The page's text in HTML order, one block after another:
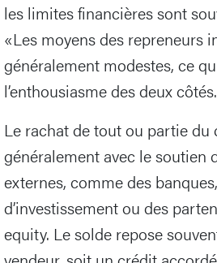
les limites financières sont
«Les moyens des repreneurs
généralement modestes, ce
l’enthousiasme des deux
Le rachat de tout ou partie du
généralement avec le soutien
externes, comme des
d’investissement ou des
equity. Le solde repose